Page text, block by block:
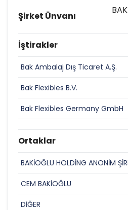
Şirket Ünvanı
İştirakler
Bak Ambalaj Dış Ticaret A.Ş.
Bak Flexibles B.V.
Bak Flexibles Germany GmbH
Ortaklar
BAKİOĞLU HOLDİNG ANONİM
CEM BAKİOĞLU
DİĞER